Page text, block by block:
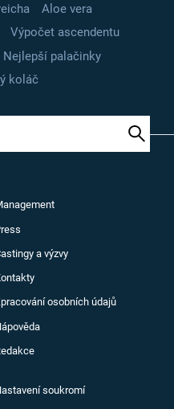
Aloe vera
Výpočet ascendentu
Nejlepší palačinky
koláč
a výzvy
osobních údajů
soukromí